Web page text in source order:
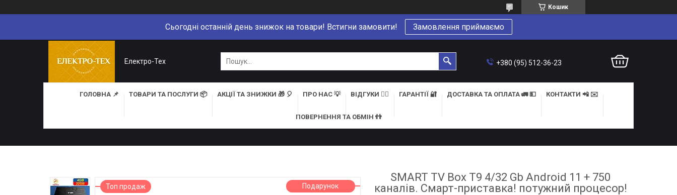
Кошик
Сьогодні останній день знижок на товари! Встигни замовити! Замовлення приймаємо
Електро-Тех +380 (95) 512-36-23
ГОЛОВНА 📌 ТОВАРИ ТА ПОСЛУГИ 📦 АКЦІЇ ТА ЗНИЖКИ 🎁 🎈 ПРО НАС 💡 ВІДГУКИ 👍🏻 ГАРАНТІЇ 🔐 ДОСТАВКА ТА ОПЛАТА 🚛 💵 КОНТАКТИ 📲 ✉️
ПОВЕРНЕННЯ ТА ОБМІН 👬
Топ продаж Подарунок
SMART TV Box T9 4/32 Gb Android 11 + 750
каналів. Смарт-приставка! потужний процесор!